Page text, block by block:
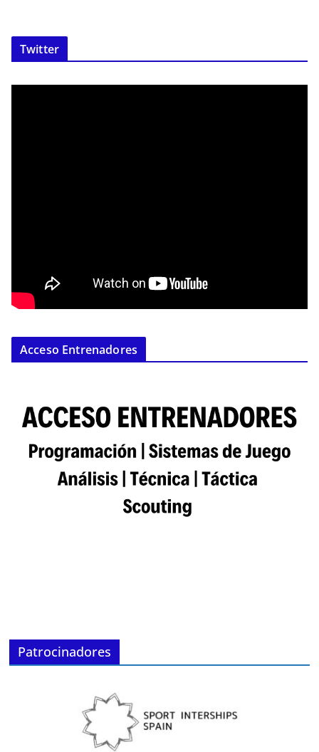
Twitter
Acceso Entrenadores
Patrocinadores